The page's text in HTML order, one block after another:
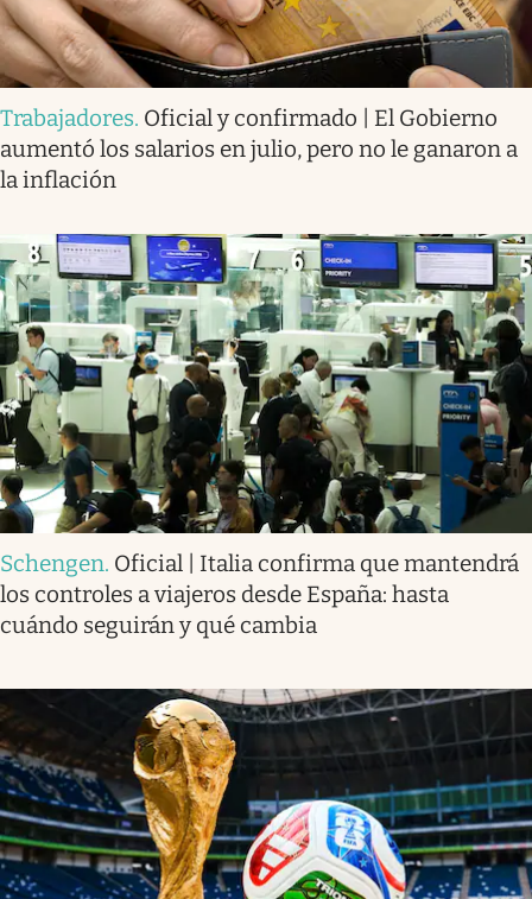
Trabajadores. Oficial y confirmado | El Gobierno
aumentó los salarios en julio, pero no le ganaron a
la inflación
Schengen. Oficial | Italia confirma que mantendrá
los controles a viajeros desde España: hasta
cuándo seguirán y qué cambia